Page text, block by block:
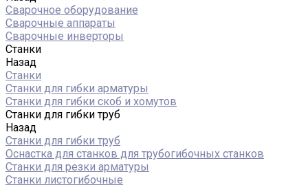
Сварочное оборудование
Сварочные аппараты
Сварочные инверторы
Станки
Назад
Станки
Станки для гибки арматуры
Станки для гибки скоб и хомутов
Станки для гибки труб
Назад
Станки для гибки труб
Оснастка для станков для трубогибочных станков
Станки для резки арматуры
Станки листогибочные